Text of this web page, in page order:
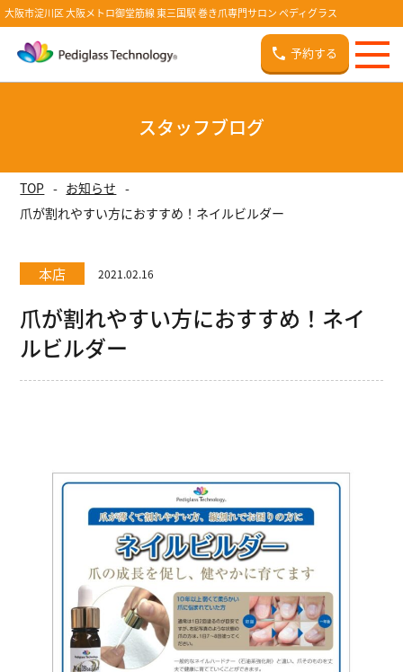
大阪市淀川区 大阪メトロ御堂筋線 東三国駅 巻き爪専門サロン ペディグラス
予約する
スタッフブログ
TOP
お知らせ
爪が割れやすい方におすすめ！ネイルビルダー
本店 2021.02.16
爪が割れやすい方におすすめ！ネイ
ルビルダー